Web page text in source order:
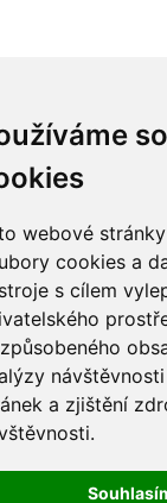
webové
cookies a
s cílem
a zjištění
8. 2026 probíhá
nás až po jejím